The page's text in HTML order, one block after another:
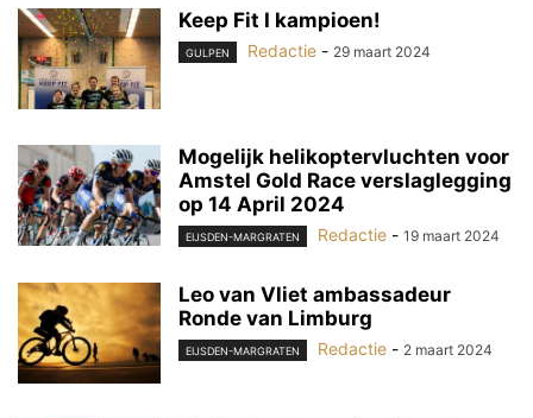
Keep Fit I kampioen!
GULPEN Redactie - 29 maart 2024
Mogelijk helikoptervluchten voor
Amstel Gold Race verslaglegging
op 14 April 2024
EIJSDEN-MARGRATEN Redactie - 19 maart 2024
Leo van Vliet ambassadeur
Ronde van Limburg
EIJSDEN-MARGRATEN Redactie - 2 maart 2024